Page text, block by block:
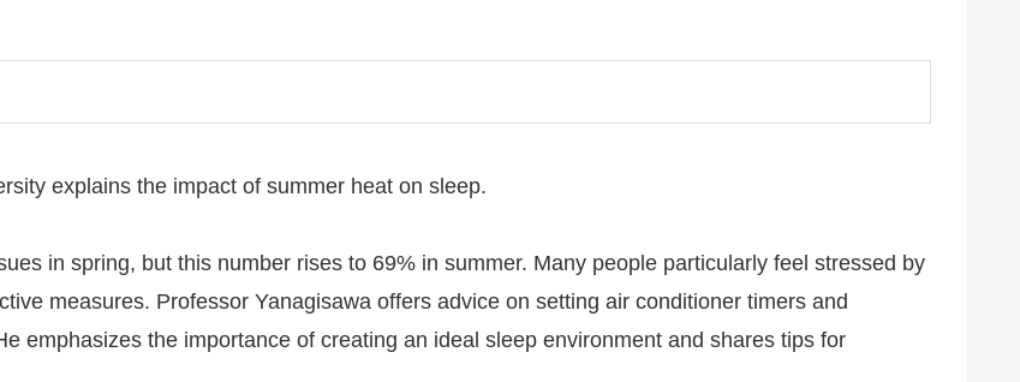
explains the impact of summer heat on sleep.
in spring, but this number rises to 69% in summer. Many people particularly feel stressed by
measures. Professor Yanagisawa offers advice on setting air conditioner timers and
emphasizes the importance of creating an ideal sleep environment and shares tips for